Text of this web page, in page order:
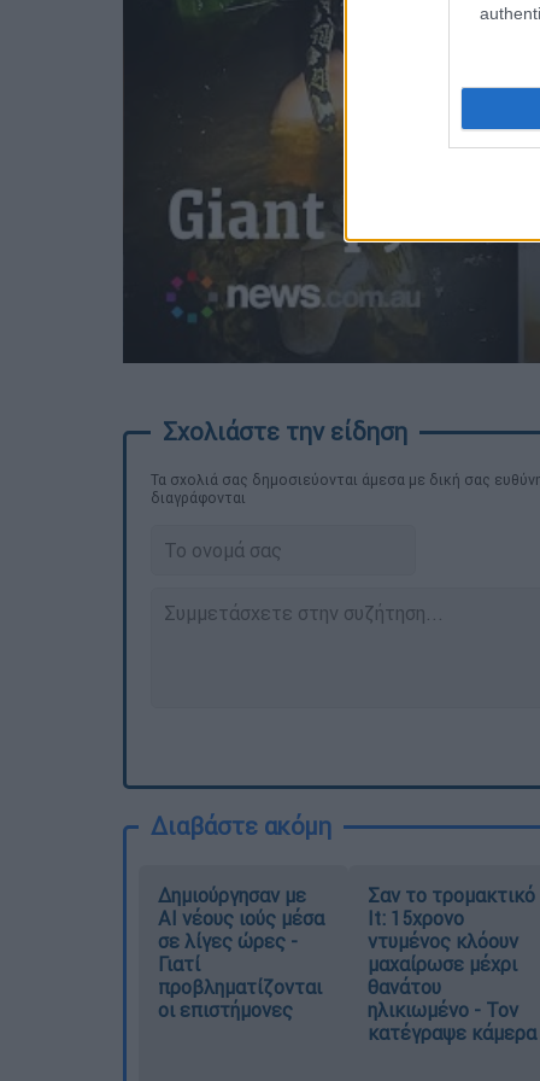
Τα σχολιά σας δημοσιεύονται άμεσα με δική σας
διαγράφονται
Διαβάστε ακόμη
Δημιούργησαν με
AI νέους ιούς μέσα
σε λίγες ώρες -
Γιατί
προβληματίζονται
οι επιστήμονες
Σαν το τρομακτικό
It: 15χρονο
ντυμένος κλόουν
μαχαίρωσε μέχρι
θανάτου
ηλικιωμένο - Τον
κατέγραψε κάμερα